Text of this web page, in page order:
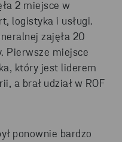
2 miejsce w
logistyka i usługi.
zajęła 20
Pierwsze miejsce
który jest liderem
a brał udział w ROF
ponownie bardzo